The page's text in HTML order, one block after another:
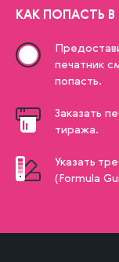
КАК ПОПАСТЬ В
печатник
попасть.
Заказать
тиража.
Указать
(Formula